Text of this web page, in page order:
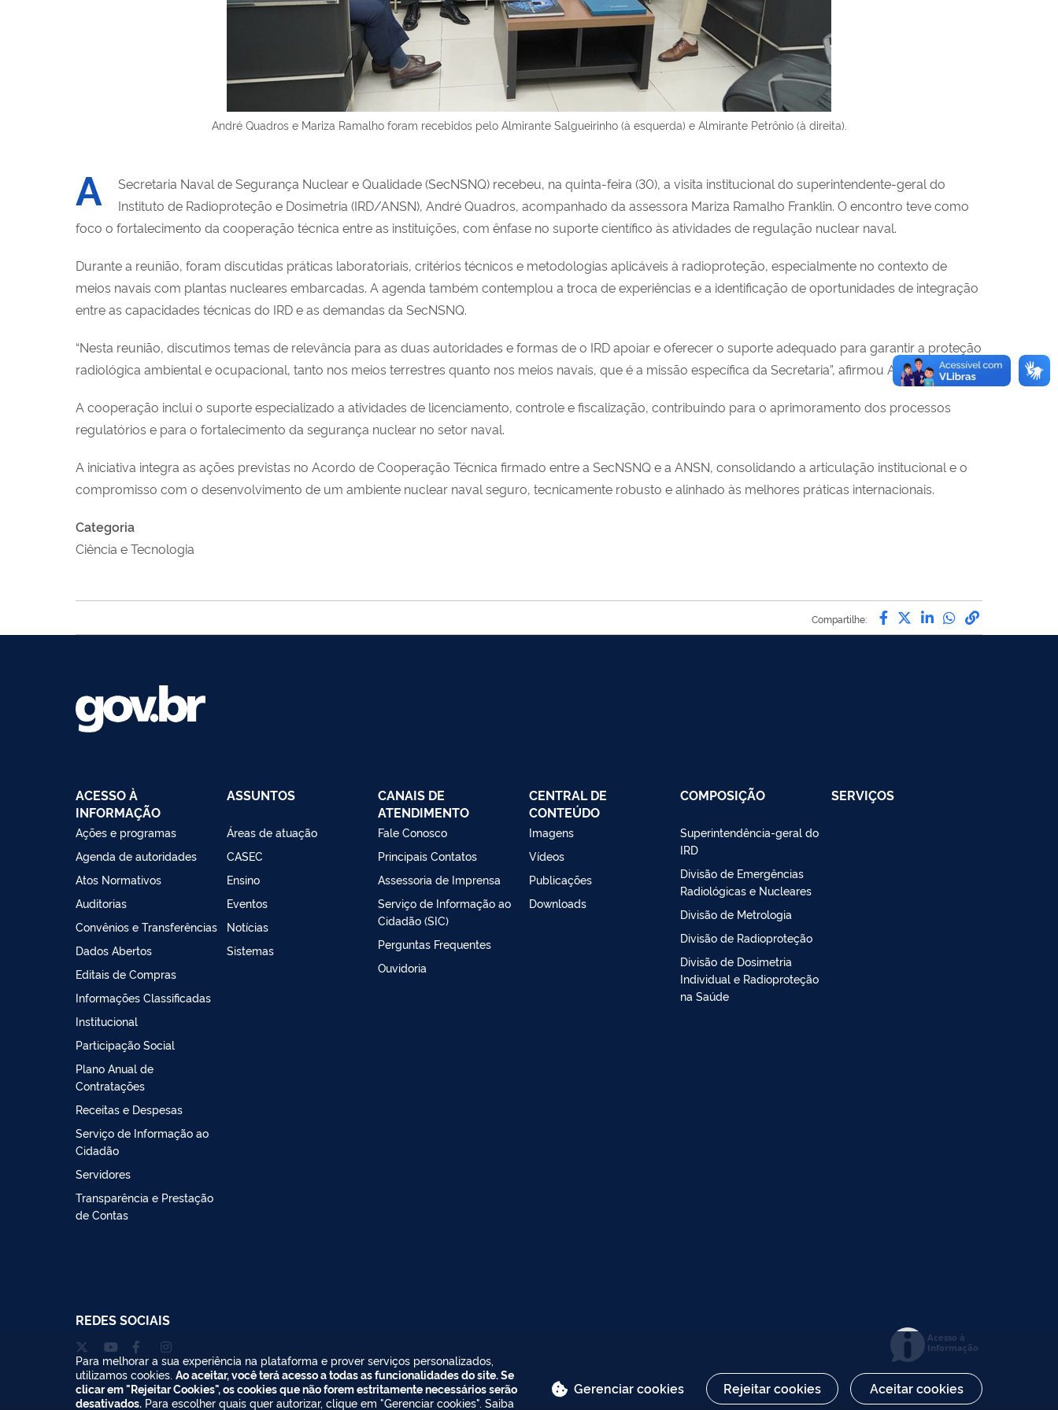
André Quadros e Mariza Ramalho foram recebidos pelo Almirante Salgueirinho (à esquerda) e Almirante Petrônio (à direita).
A
Secretaria Naval de Segurança Nuclear e Qualidade (SecNSNQ) recebeu, na quinta-feira (30), a visita institucional do superintendente-geral do
Instituto de Radioproteção e Dosimetria (IRD/ANSN), André Quadros, acompanhado da assessora Mariza Ramalho Franklin. O encontro teve como
foco o fortalecimento da cooperação técnica entre as instituições, com ênfase no suporte científico às atividades de regulação nuclear naval.
Durante a reunião, foram discutidas práticas laboratoriais, critérios técnicos e metodologias aplicáveis à radioproteção, especialmente no contexto de
meios navais com plantas nucleares embarcadas. A agenda também contemplou a troca de experiências e a identificação de oportunidades de integração
entre as capacidades técnicas do IRD e as demandas da SecNSNQ.
“Nesta reunião, discutimos temas de relevância para as duas autoridades e formas de o IRD apoiar e oferecer o suporte adequado para garantir a proteção
radiológica ambiental e ocupacional, tanto nos meios terrestres quanto nos meios navais, que é a missão específica da Secretaria”, afirmou André Quadros.
A cooperação inclui o suporte especializado a atividades de licenciamento, controle e fiscalização, contribuindo para o aprimoramento dos processos
regulatórios e para o fortalecimento da segurança nuclear no setor naval.
A iniciativa integra as ações previstas no Acordo de Cooperação Técnica firmado entre a SecNSNQ e a ANSN, consolidando a articulação institucional e o
compromisso com o desenvolvimento de um ambiente nuclear naval seguro, tecnicamente robusto e alinhado às melhores práticas internacionais.
Categoria
Ciência e Tecnologia
Compartilhe: Compartilhe por
Compartilhe por
Compartilhe por
Compartilhe
link para
ACESSO À
INFORMAÇÃO
Ações e programas
Agenda de autoridades
Atos Normativos
Auditorias
Convênios e Transferências
Dados Abertos
Editais de Compras
Informações Classificadas
Institucional
Participação Social
Plano Anual de
Contratações
Receitas e Despesas
Serviço de Informação ao
Cidadão
Servidores
Transparência e Prestação
de Contas
ASSUNTOS
Áreas de atuação
CASEC
Ensino
Eventos
Notícias
Sistemas
CANAIS DE
ATENDIMENTO
Fale Conosco
Principais Contatos
Assessoria de Imprensa
Serviço de Informação ao
Cidadão (SIC)
Perguntas Frequentes
Ouvidoria
CENTRAL DE
CONTEÚDO
Imagens
Vídeos
Publicações
Downloads
COMPOSIÇÃO
Superintendência-geral do
IRD
Divisão de Emergências
Radiológicas e Nucleares
Divisão de Metrologia
Divisão de Radioproteção
Divisão de Dosimetria
Individual e Radioproteção
na Saúde
SERVIÇOS
REDES SOCIAIS
Acesso à
Informação
Para melhorar a sua experiência na plataforma e prover serviços personalizados,
utilizamos cookies. Ao aceitar, você terá acesso a todas as funcionalidades do site. Se
clicar em "Rejeitar Cookies", os cookies que não forem estritamente necessários serão
desativados. Para escolher quais quer autorizar, clique em "Gerenciar cookies". Saiba
Gerenciar cookies Rejeitar cookies Aceitar cookies